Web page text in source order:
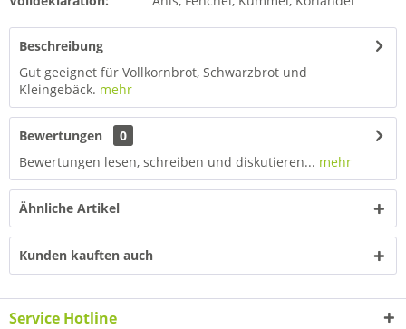
Beschreibung
Gut geeignet für Vollkornbrot, Schwarzbrot und
Kleingebäck. mehr
Bewertungen
0
Bewertungen lesen, schreiben und diskutieren... mehr
Ähnliche Artikel
Kunden kauften auch
Service Hotline